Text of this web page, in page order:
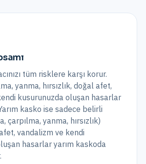
tüm risklere karşı korur.
yanma, hırsızlık, doğal afet,
kusurunuzda oluşan hasarlar
kasko ise sadece belirli
çarpılma, yanma, hırsızlık)
vandalizm ve kendi
hasarlar yarım kaskoda